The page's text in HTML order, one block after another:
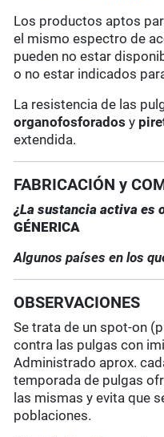
Los productos aptos
el mismo espectro de
pueden no estar
o no estar indicados
La resistencia de las
organofosforados y
extendida.
FABRICACIÓN y
¿La sustancia activa es
GÉNERICA
Algunos países en los
OBSERVACIONES
Se trata de un spot-on
contra las pulgas con
Administrado aprox.
temporada de pulgas
las mismas y evita que
poblaciones.